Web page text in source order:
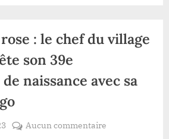
: le chef du village
son 39e
naissance avec sa
Aucun commentaire